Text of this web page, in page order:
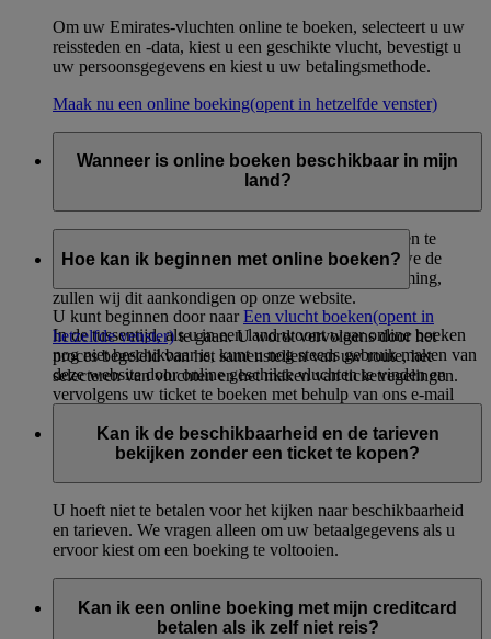
Om uw Emirates-vluchten online te boeken, selecteert u uw
reissteden en -data, kiest u een geschikte vlucht, bevestigt u
uw persoonsgegevens en kiest u uw betalingsmethode.
Maak nu een online boeking(opent in hetzelfde venster)
Wanneer is online boeken beschikbaar in mijn
land?
We zijn van plan om binnenkort onze online diensten te
introduceren vanuit nieuwe bestemmingen. Zodra we de
online diensten lanceren vanuit een nieuwe bestemming,
zullen wij dit aankondigen op onze website.
In de tussentijd, als u in een land woont waar online boeken
nog niet beschikbaar is, kunt u nog steeds gebruik maken van
deze website door online geschikte vluchten te vinden en
vervolgens uw ticket te boeken met behulp van ons e-mail
Emirates-kantoor om uw boeking te maken.
Hoe kan ik beginnen met online boeken?
U kunt beginnen door naarEen vlucht boeken(opent in
hetzelfde venster)te gaan. U wordt vervolgens door het
proces begeleid van het samenstellen van uw route, het
selecteren van vluchten en het maken van ticketregelingen.
Kan ik de beschikbaarheid en de tarieven
bekijken zonder een ticket te kopen?
U hoeft niet te betalen voor het kijken naar beschikbaarheid
en tarieven. We vragen alleen om uw betaalgegevens als u
ervoor kiest om een boeking te voltooien.
Kan ik een online boeking met mijn creditcard
betalen als ik zelf niet reis?